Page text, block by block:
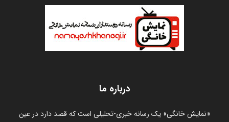
درباره ما
«نمایش خانگی» یک رسانه خبری-تحلیلی است که قصد دارد در عین